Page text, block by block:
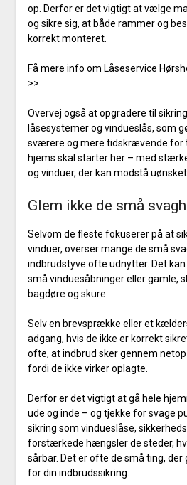
op. Derfor er det vigtigt at vælge
og sikre sig, at både rammer og
korrekt monteret.
Fåmere info om Låseservice
>>
Overvej også at opgradere til
låsesystemer og vindueslås, som
sværere og mere tidskrævende for
hjems skal starter her – med
og vinduer, der kan modstå
Glem ikke de små
Selvom de fleste fokuserer på at
vinduer, overser mange de små
indbrudstyve ofte udnytter. Det
små vinduesåbninger eller gamle,
bagdøre og skure.
Selv en brevsprække eller et
adgang, hvis de ikke er korrekt
ofte, at indbrud sker gennem
fordi de ikke virker oplagte.
Derfor er det vigtigt at gå hele
ude og inde – og tjekke for svage
sikring som vindueslåse,
forstærkede hængsler de steder,
sårbar. Det er ofte de små ting, der
for din indbrudssikring.